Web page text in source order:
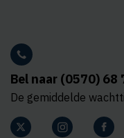
Bel naar (0570) 68
De gemiddelde